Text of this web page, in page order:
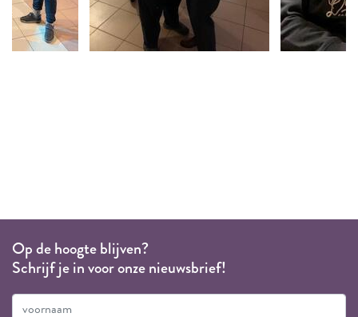
Op de hoogte blijven?
Schrijf je in voor onze nieuwsbrief!